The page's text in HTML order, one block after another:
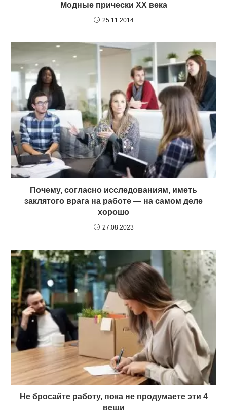
Модные прически XX века
25.11.2014
Почему, согласно исследованиям, иметь
заклятого врага на работе — на самом деле
хорошо
27.08.2023
Не бросайте работу, пока не продумаете эти 4
вещи